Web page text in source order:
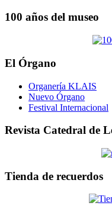
100 años del museo
El Órgano
Organería KLAIS
Nuevo Órgano
Festival Internacional
Revista Catedral de
Tienda de recuerdos